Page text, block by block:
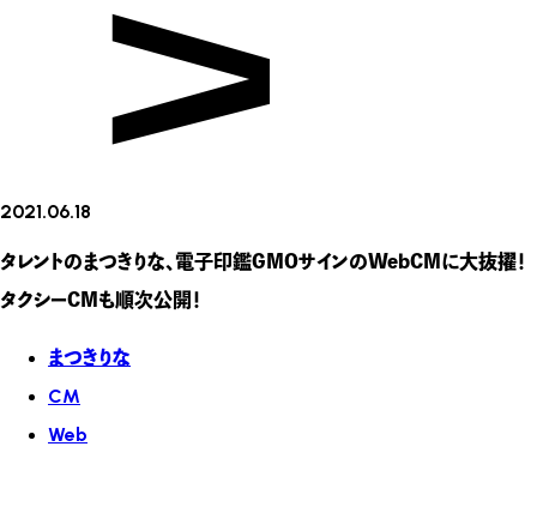
2021.06.18
タレントのまつきりな、電子印鑑GMOサインのWebCMに大抜擢！
タクシーCMも順次公開！
まつきりな
CM
Web